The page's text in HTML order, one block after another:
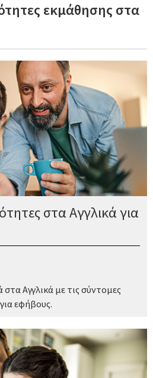
εκμάθησης στα
στα Αγγλικά για
Αγγλικά με τις σύντομες
εφήβους.